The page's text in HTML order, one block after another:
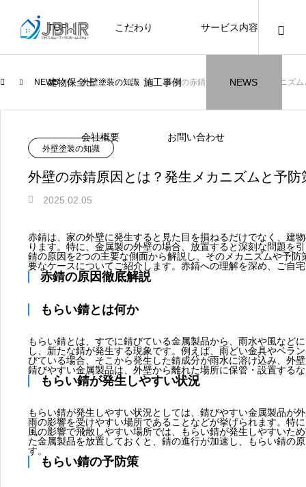
TOP こだわり サービス内容
建物保全士 施工事例 NEWS
会社概要 お問い合わせ
になります。
例になります。
ニュース ブログ
お盆に伴う休業のお知らせ
【年収
川崎市でリノベーションを検討する方
へ｜後悔しない計画の立て方と相談先
の選び方
2026.07.01
座間市の
NEW
建物の点
お客様アンケート405 お客様ア
NEW
藤沢市でリノベーションを検討する方
へ｜費用・進め方・会社選びのポイン
2026.08.01
火災報知
川崎市でリノベーションを検討する方
へ｜後悔しない計画の立て方と相談先
の選び方
2026.07.01
座間市の
NEW 施工の際
クーリング・オフ手続きのお知らせ
NEWS 外壁塗装の知識 外壁の赤錆原因とは？発生メカニズ
外壁塗装の知識
外壁の赤錆原因とは？発生メカニズムと予防
2025.02.05
赤錆は、家の外壁に発生すると見た目を損ねるだけでなく、建
ります。特に、金属製の外壁の場合、放置すると深刻な問題を
錆の原因を2つの主要な側面から解説し、そのメカニズムや予
要なケースについてご紹介します。赤錆への理解を深め、ご自
赤錆の原因徹底解説
もらい錆とは何か
もらい錆とは、すでに錆びている金属製品から、雨水や風など
し、新たな錆が発生する現象です。例えば、雨どい金具やベラ
びている場合、そこから発生した錆成分が雨水に溶け込み、外
錆びやすい金属製品は、外壁から離れた場所に保管・設置する
もらい錆が発生しやすい状況
もらい錆が発生しやすい状況としては、錆びやすい金属製品が
雨の影響を受けやすい場所であることなどが挙げられます。特
風の影響で飛散しやすい場所では、もらい錆が発生しやすいた
た金属製品を放置しておくと、錆の進行が加速し、もらい錆の
す。
もらい錆の予防策